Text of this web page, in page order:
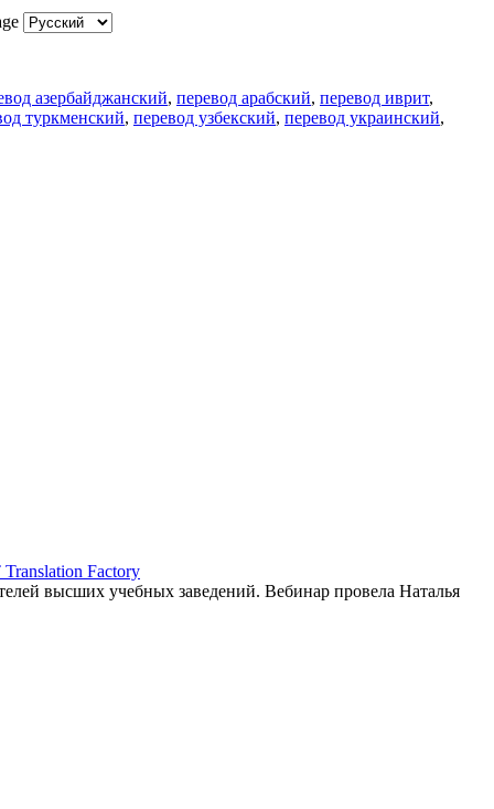
азербайджанский, перевод арабский, перевод иврит,
туркменский, перевод узбекский, перевод украинский,
Factory
высших учебных заведений. Вебинар провела Наталья